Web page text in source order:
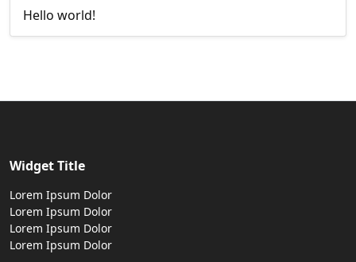
Hello world!
Widget Title
Lorem Ipsum Dolor
Lorem Ipsum Dolor
Lorem Ipsum Dolor
Lorem Ipsum Dolor